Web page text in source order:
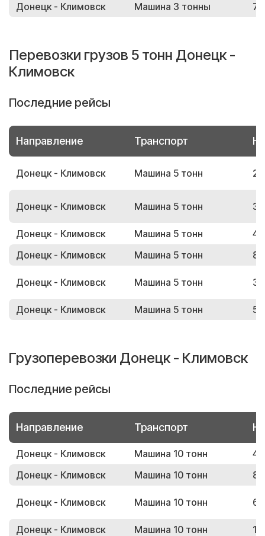
Донецк - Климовск Машина 3 тонны
Перевозки грузов 5 тонн Донецк -
Климовск
Последние рейсы
Направление Транспорт
Донецк - Климовск Машина 5 тонн
Донецк - Климовск Машина 5 тонн
Донецк - Климовск Машина 5 тонн
Донецк - Климовск
Машина 5 тонн
Донецк - Климовск Машина 5 тонн
Донецк - Климовск Машина 5 тонн
Грузоперевозки Донецк - Климовск
Последние рейсы
Направление Транспорт
Донецк - Климовск Машина 10 тонн
Донецк - Климовск
Машина 10 тонн
Донецк - Климовск Машина 10 тонн
Донецк - Климовск Машина 10 тонн